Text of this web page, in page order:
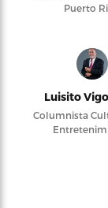
Puerto
Luisito
Columnista